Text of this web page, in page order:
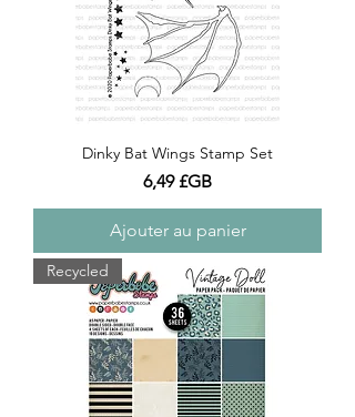
Dinky Bat Wings Stamp Set
Prix
6,49 £GB
Ajouter au panier
Recycled